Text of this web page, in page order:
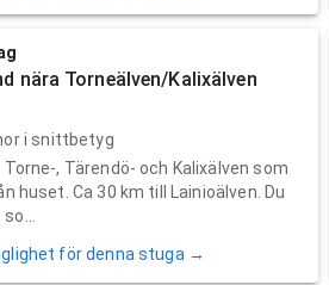
nära Torneälven/Kalixälven
i snittbetyg
, Tärendö- och Kalixälven som
huset. Ca 30 km till Lainioälven. Du
för denna stuga →